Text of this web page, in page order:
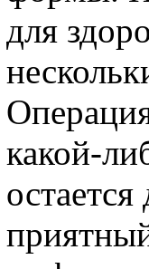
для
какой-